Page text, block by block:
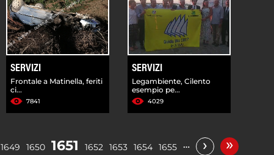
SERVIZI
Frontale a Matinella, feriti
ci...
7841
SERVIZI
Legambiente, Cilento
esempio pe...
4029
1649 1650 1651 1652 1653 1654 1655 … › »